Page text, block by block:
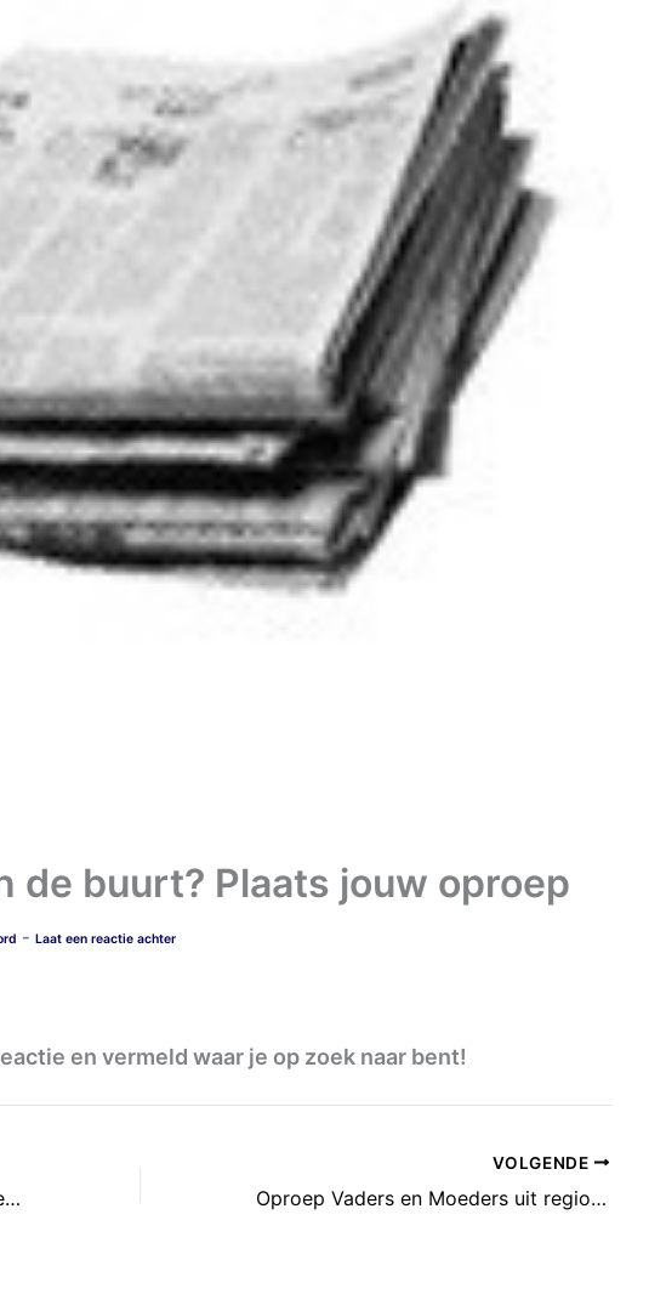
de buurt? Plaats jouw oproep
- Laat een reactie achter
en vermeld waar je op zoek naar bent!
Wilt u weten hoe u invloed kan uitoefenen op Leidsche Rijn?
VOLGENDE
Oproep Vaders en Moeders uit regio Leidsche Rijn